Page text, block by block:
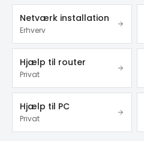
Netværk installation
Erhverv
Hjælp til router
Privat
Hjælp til PC
Privat